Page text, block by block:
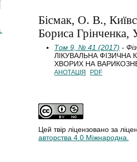
Бісмак, О. В.,
Бориса Грінченка,
Том 9, № 41 (2017) -
ЛІКУВАЛЬНА ФІЗИЧНА
ХВОРИХ НА
АНОТАЦІЯ PDF
Цей твір ліцензовано за
авторства 4.0 Міжнародна.